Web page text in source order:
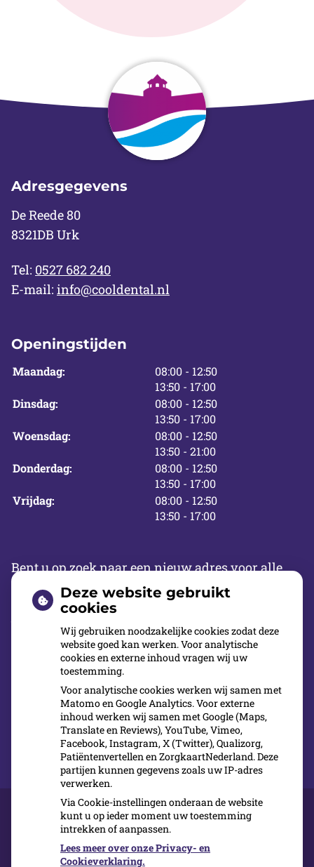
Adresgegevens
De Reede 80
8321DB Urk
Tel: 0527 682 240
E-mail: info@cooldental.nl
Openingstijden
Maandag: 08:00 tot
- 12:50
13:50 tot
- 17:00
Dinsdag:
08:00 tot
- 12:50
13:50 tot
- 17:00
Woensdag:
08:00 tot
- 12:50
13:50 tot
- 21:00
Donderdag:
08:00 tot
- 12:50
13:50 tot
- 17:00
Vrijdag:
08:00 tot
- 12:50
13:50 tot
- 17:00
Bent u op zoek naar een nieuw adres voor alle
voorkomende handelingen op het gebied van
mond-en gebitsverzorging? Een tandarts in de
buurt, bij wie u direct terecht kunt, een modern
tandheelkundig centrum? Waar ook
avondbehandelingen worden verricht en trouw
aan de nieuwste inzichten en technieken?
Meld u dan nu aan bij Cool Dental Clinic
Inschrijven
Deze website gebruikt
cookies
Wij gebruiken noodzakelijke cookies zodat deze
website goed kan werken. Voor analytische
cookies en externe inhoud vragen wij uw
toestemming.
Voor analytische cookies werken wij samen met
Matomo en Google Analytics. Voor externe
inhoud werken wij samen met Google (Maps,
Translate en Reviews), YouTube, Vimeo,
Facebook, Instagram, X (Twitter), Qualizorg,
Patiëntenvertellen en ZorgkaartNederland. Deze
partijen kunnen gegevens zoals uw IP-adres
verwerken.
Via Cookie-instellingen onderaan de website
kunt u op ieder moment uw toestemming
intrekken of aanpassen.
Lees meer over onze Privacy- en
Cookieverklaring.